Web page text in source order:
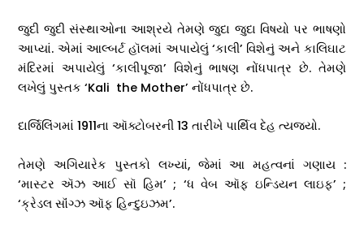
જુદી જુદી સંસ્થાઓના આશ્રયે તેમણે જુદા જુદા વિષયો પર ભાષણો
આપ્યાં. એમાં આલ્બર્ટ હૉલમાં અપાયેલું ‘કાલી’ વિશેનું અને કાલિઘાટ
મંદિરમાં અપાયેલું ‘કાલીપૂજા’ વિશેનું ભાષણ નોંધપાત્ર છે. તેમણે
લખેલું પુસ્તક ‘Kali the Mother’ નોંધપાત્ર છે.
દાર્જિલિંગમાં 1911ના ઑક્ટોબરની 13 તારીખે પાર્થિવ દેહ ત્યજ્યો.
તેમણે અગિયારેક પુસ્તકો લખ્યાં, જેમાં આ મહત્વનાં ગણાય :
‘માસ્ટર ઍઝ આઈ સૉ હિમ’ ; ‘ધ વેબ ઑફ ઇન્ડિયન લાઇફ’ ;
‘ક્રેડલ સૉંગ્ઝ ઑફ હિન્દુઇઝમ’.